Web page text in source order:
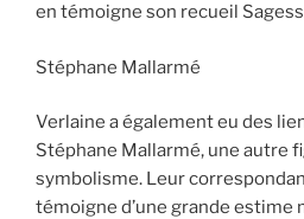
en témoigne son recueil
Stéphane Mallarmé
Verlaine a également eu des
Stéphane Mallarmé, une autre
symbolisme. Leur
témoigne d’une grande estime